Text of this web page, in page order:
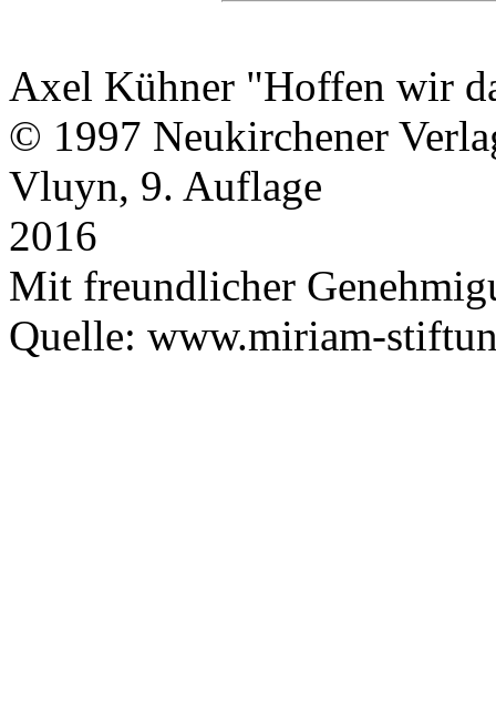
Axel Kühner "Hoffen wir
© 1997 Neukirchener
Vluyn, 9. Auflage
2016
Mit freundlicher
Quelle: www.miriam-